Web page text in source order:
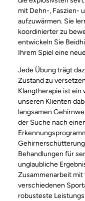
mit Dehn-, Faszien-
aufzuwärmen. Sie
koordinierter zu
entwickeln Sie
Ihrem Spiel eine
Jede Übung trägt
Zustand zu
Klangtherapie ist
unseren Klienten
langsamen
der Suche nach
Behandlungen für
unglaubliche
Zusammenarbeit mit
verschiedenen
robusteste